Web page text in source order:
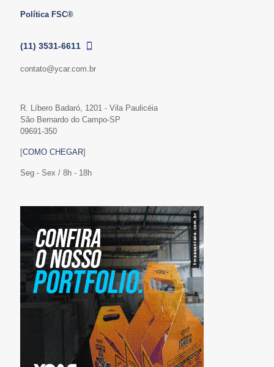
Política FSC®
(11) 3531-6611
contato@ycar.com.br
R. Líbero Badaró, 1201 - Vila Paulicéia
São Bernardo do Campo-SP
09691-350
[COMO CHEGAR]
Seg - Sex / 8h - 18h